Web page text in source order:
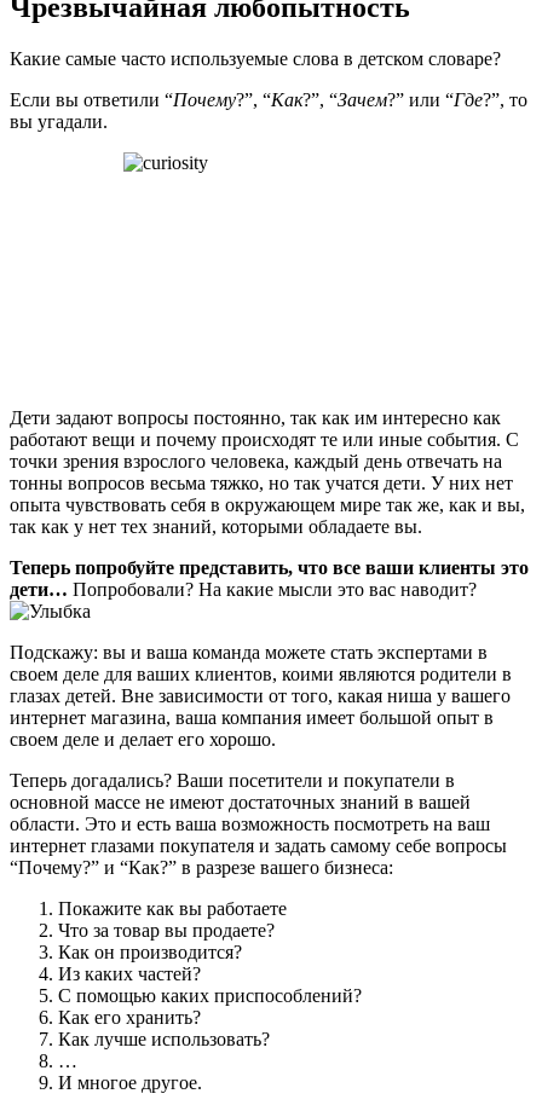
Чрезвычайная любопытность
Какие самые часто используемые слова в детском словаре?
Если вы ответили “Почему?”, “Как?”, “Зачем?” или “Где?”, то
вы угадали.
Дети задают вопросы постоянно, так как им интересно как
работают вещи и почему происходят те или иные события. С
точки зрения взрослого человека, каждый день отвечать на
тонны вопросов весьма тяжко, но так учатся дети. У них нет
опыта чувствовать себя в окружающем мире так же, как и вы,
так как у нет тех знаний, которыми обладаете вы.
Теперь попробуйте представить, что все ваши клиенты это
дети… Попробовали? На какие мысли это вас наводит?
Подскажу: вы и ваша команда можете стать экспертами в
своем деле для ваших клиентов, коими являются родители в
глазах детей. Вне зависимости от того, какая ниша у вашего
интернет магазина, ваша компания имеет большой опыт в
своем деле и делает его хорошо.
Теперь догадались? Ваши посетители и покупатели в
основной массе не имеют достаточных знаний в вашей
области. Это и есть ваша возможность посмотреть на ваш
интернет глазами покупателя и задать самому себе вопросы
“Почему?” и “Как?” в разрезе вашего бизнеса:
Покажите как вы работаете
Что за товар вы продаете?
Как он производится?
Из каких частей?
С помощью каких приспособлений?
Как его хранить?
Как лучше использовать?
…
И многое другое.